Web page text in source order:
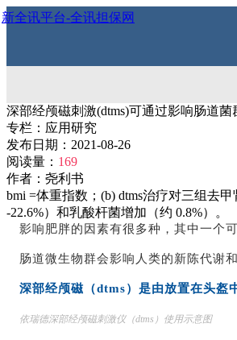
新全讯平台-全讯担保网
深部经颅磁刺激(dtms)可通过影响肠道菌
专栏： 应用研究
发布日期： 2021-08-26
阅读量： 169
作者： 尧利书
bmi =体重指数；(b) dtms治疗对三组去
-22.6%）和乳酸杆菌增加（约 0.8%）。
影响肥胖的因素有很多种，其中一个
肠道微生物群会影响人类的新陈代谢
深部经颅磁（dtms）是由放置在头盔
依瑞德深部经颅磁刺激仪（dtms）使用示意图